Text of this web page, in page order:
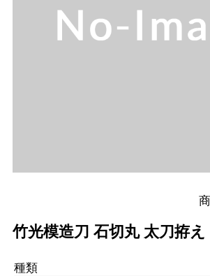
竹光模造刀 石切丸 太刀拵え
種類